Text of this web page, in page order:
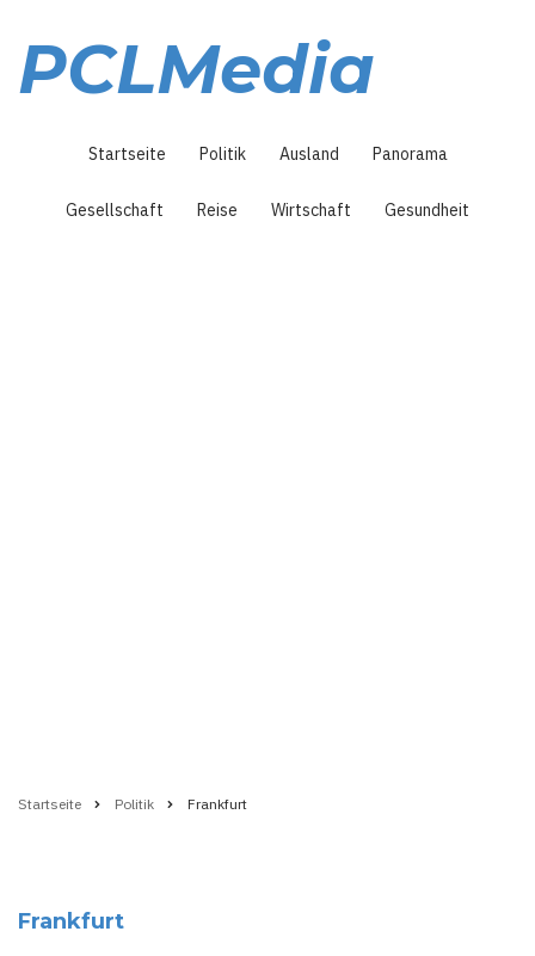
Inhalt
PCLMedia
Startseite Politik Ausland Panorama
Gesellschaft Reise Wirtschaft Gesundheit
Startseite Politik Frankfurt
Frankfurt